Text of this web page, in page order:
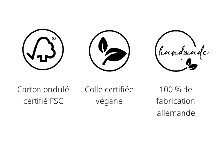
Carton ondulé
certifié FSC
Colle certifiée
végane
100 % de
fabrication
allemande